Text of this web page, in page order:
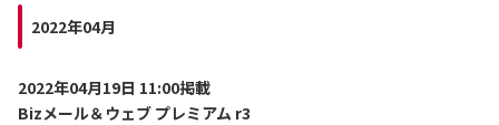
2022年04月
2022年04月19日 11:00掲載
Bizメール＆ウェブ プレミアム r3